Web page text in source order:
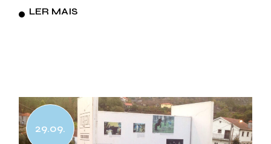
LER MAIS
29.09.